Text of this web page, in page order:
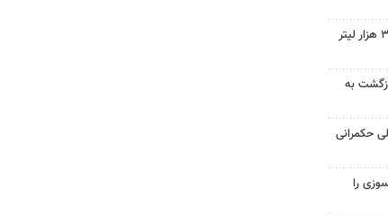
کشف شبکه سازمان‌یافته قاچاق ۳۲ هزار لیتر
به
حکمرانی
را